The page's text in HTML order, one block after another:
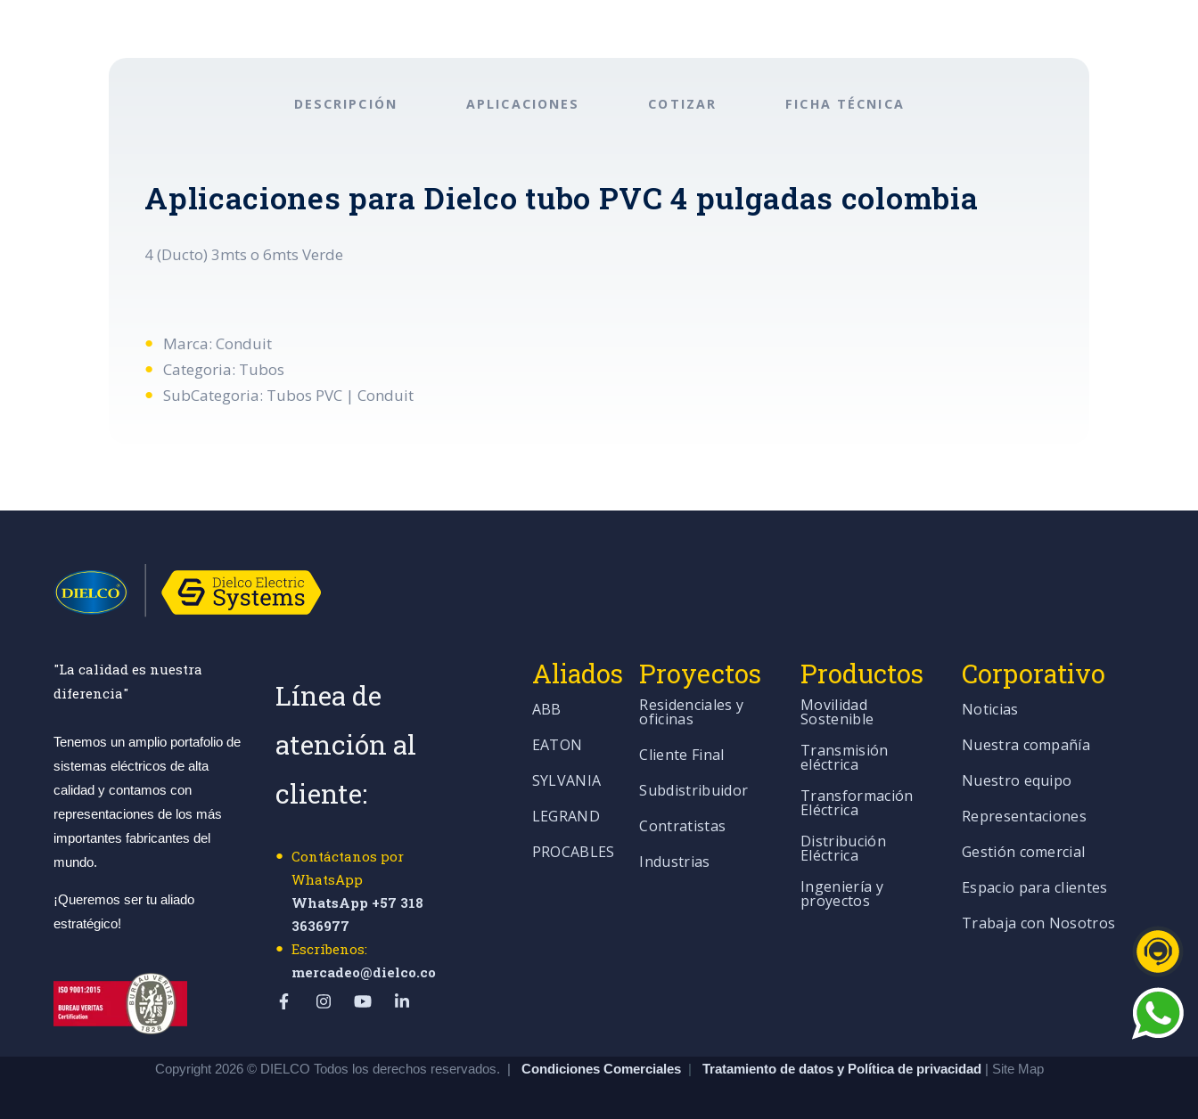
DESCRIPCIÓN APLICACIONES COTIZAR FICHA TÉCNICA
Aplicaciones para Dielco tubo PVC 4 pulgadas colombia
4 (Ducto) 3mts o 6mts Verde
Marca: Conduit
Categoria: Tubos
SubCategoria: Tubos PVC | Conduit
"La calidad es nuestra
diferencia"
Tenemos un amplio portafolio de
sistemas eléctricos de alta
calidad y contamos con
representaciones de los más
importantes fabricantes del
mundo.
¡Queremos ser tu aliado
estratégico!
Línea de
atención al
cliente:
Contáctanos por
WhatsApp
WhatsApp +57 318
3636977
Escríbenos:
mercadeo@dielco.co
Aliados
ABB
EATON
SYLVANIA
LEGRAND
PROCABLES
Proyectos
Residenciales y
oficinas
Cliente Final
Subdistribuidor
Contratistas
Industrias
Productos
Movilidad
Sostenible
Transmisión
eléctrica
Transformación
Eléctrica
Distribución
Eléctrica
Ingeniería y
proyectos
Corporativo
Noticias
Nuestra compañía
Nuestro equipo
Representaciones
Gestión comercial
Espacio para clientes
Trabaja con Nosotros
Copyright 2026 © DIELCO Todos los derechos reservados. | Condiciones Comerciales| Tratamiento de datos y Política de privacidad | Site Map